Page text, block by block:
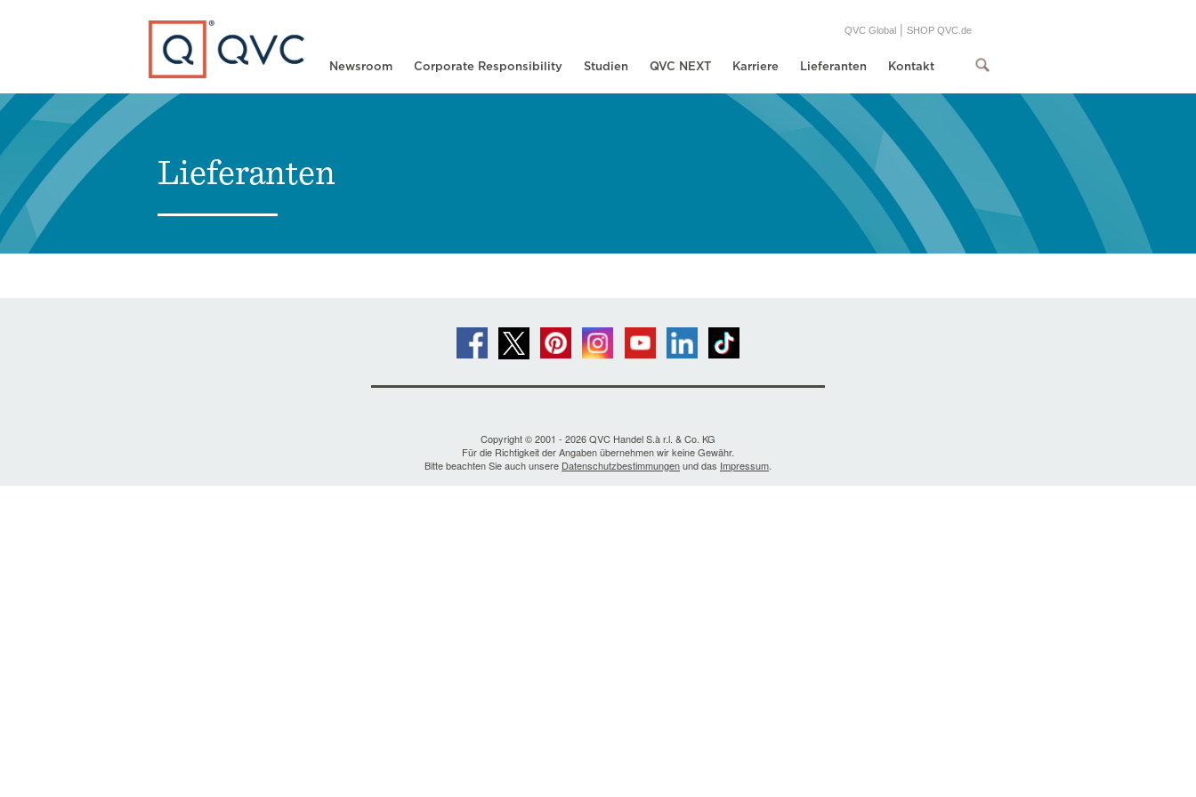
Newsroom Corporate Responsibility Studien QVC NEXT Karriere Lieferanten Kontakt
QVC Global | SHOP QVC.de
Type to search
Lieferanten
Copyright © 2001 - 2026 QVC Handel S.à r.l. & Co. KG
Für die Richtigkeit der Angaben übernehmen wir keine Gewähr.
Bitte beachten Sie auch unsere Datenschutzbestimmungenund das Impressum.